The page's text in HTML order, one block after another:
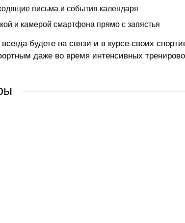
письма и события календаря
и камерой смартфона прямо с запястья
будете на связи и в курсе своих
даже во время интенсивных